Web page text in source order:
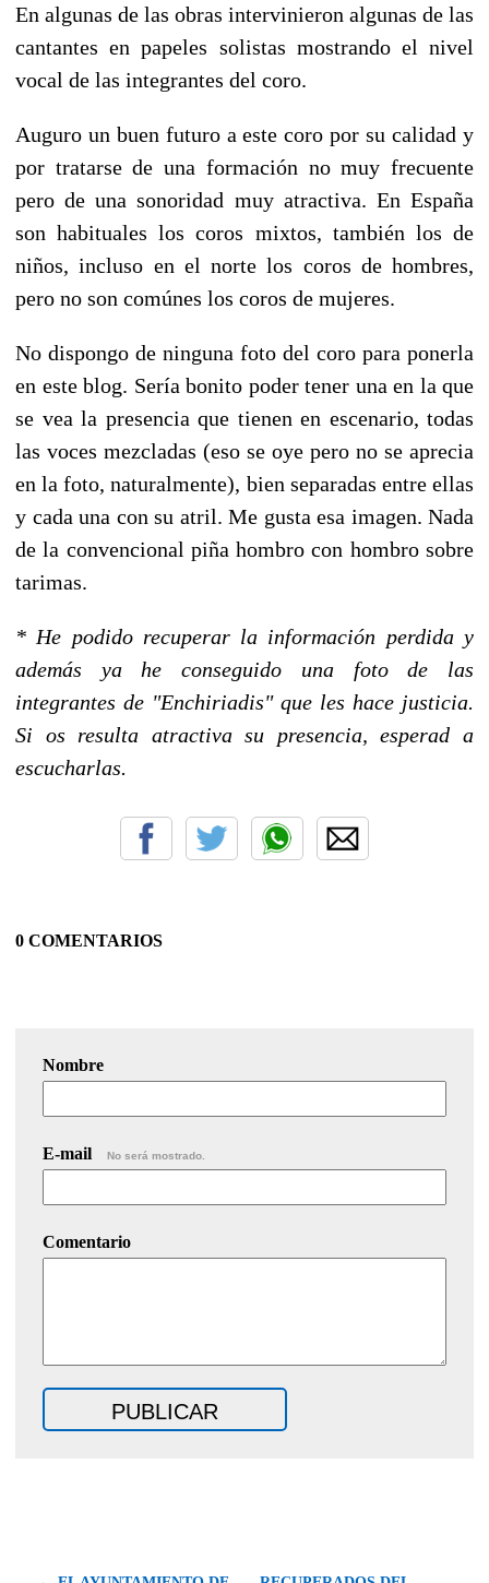
En algunas de las obras intervinieron algunas de las
cantantes en papeles solistas mostrando el nivel
vocal de las integrantes del coro.
Auguro un buen futuro a este coro por su calidad y
por tratarse de una formación no muy frecuente
pero de una sonoridad muy atractiva. En España
son habituales los coros mixtos, también los de
niños, incluso en el norte los coros de hombres,
pero no son comúnes los coros de mujeres.
No dispongo de ninguna foto del coro para ponerla
en este blog. Sería bonito poder tener una en la que
se vea la presencia que tienen en escenario, todas
las voces mezcladas (eso se oye pero no se aprecia
en la foto, naturalmente), bien separadas entre ellas
y cada una con su atril. Me gusta esa imagen. Nada
de la convencional piña hombro con hombro sobre
tarimas.
* He podido recuperar la información perdida y
además ya he conseguido una foto de las
integrantes de "Enchiriadis" que les hace justicia.
Si os resulta atractiva su presencia, esperad a
escucharlas.
0 COMENTARIOS
Nombre
E-mail No será mostrado.
Comentario